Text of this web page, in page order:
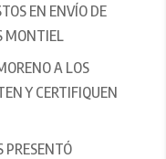
EN ENVÍO DE
MONTIEL
A LOS
Y CERTIFIQUEN
PRESENTÓ